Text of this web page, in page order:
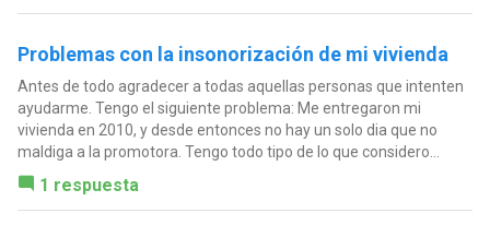
Problemas con la insonorización de mi vivienda
Antes de todo agradecer a todas aquellas personas que intenten
ayudarme. Tengo el siguiente problema: Me entregaron mi
vivienda en 2010, y desde entonces no hay un solo dia que no
maldiga a la promotora. Tengo todo tipo de lo que considero...
1 respuesta